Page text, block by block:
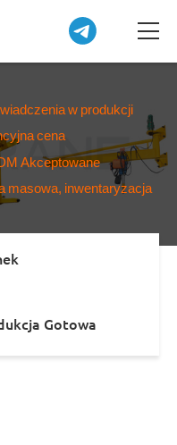
w produkcji
cena
Akceptowane
masowa, inwentaryzacja
Gotowa